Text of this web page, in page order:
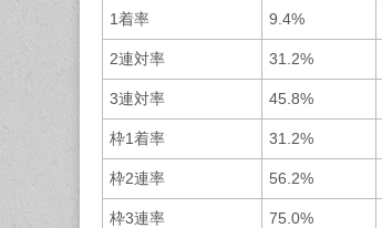
1着率 9.4%
2連対率 31.2%
3連対率 45.8%
枠1着率 31.2%
枠2連率 56.2%
枠3連率 75.0%